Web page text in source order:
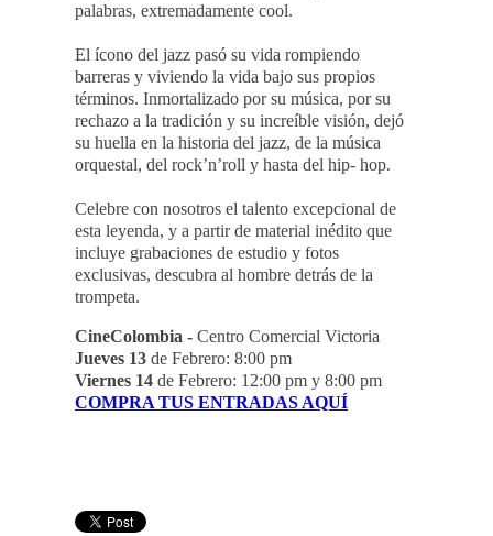
palabras, extremadamente cool.
El ícono del jazz pasó su vida rompiendo
barreras y viviendo la vida bajo sus propios
términos. Inmortalizado por su música, por su
rechazo a la tradición y su increíble visión, dejó
su huella en la historia del jazz, de la música
orquestal, del rock’n’roll y hasta del hip- hop.
Celebre con nosotros el talento excepcional de
esta leyenda, y a partir de material inédito que
incluye grabaciones de estudio y fotos
exclusivas, descubra al hombre detrás de la
trompeta.
CineColombia - Centro Comercial Victoria
Jueves 13 de Febrero: 8:00 pm
Viernes 14 de Febrero: 12:00 pm y 8:00 pm
COMPRA TUS ENTRADAS AQUÍ